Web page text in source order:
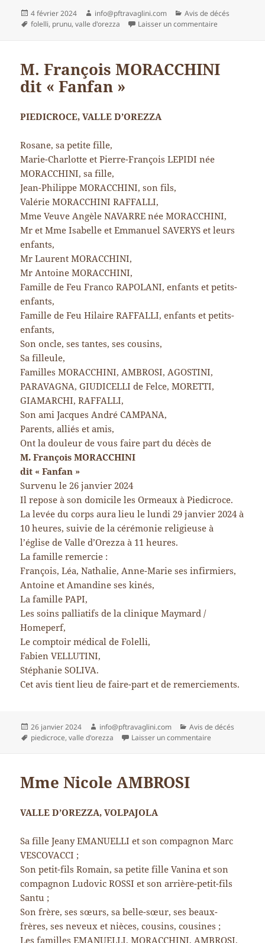
Publié
le
4 février 2024 Auteur
info@pftravaglini.com Catégories
Avis de décés
Mots-
folelli, prunu,valle d'orezza Laisser un commentaire
M. François MORACCHINI
dit « Fanfan »
PIEDICROCE, VALLE D’OREZZA
Rosane, sa petite fille,
Marie-Charlotte et Pierre-François LEPIDI née
MORACCHINI, sa fille,
Jean-Philippe MORACCHINI, son fils,
Valérie MORACCHINI RAFFALLI,
Mme Veuve Angèle NAVARRE née MORACCHINI,
Mr et Mme Isabelle et Emmanuel SAVERYS et leurs
enfants,
Mr Laurent MORACCHINI,
Mr Antoine MORACCHINI,
Famille de Feu Franco RAPOLANI, enfants et petits-
enfants,
Famille de Feu Hilaire RAFFALLI, enfants et petits-
enfants,
Son oncle, ses tantes, ses cousins,
Sa filleule,
Familles MORACCHINI, AMBROSI, AGOSTINI,
PARAVAGNA, GIUDICELLI de Felce, MORETTI,
GIAMARCHI, RAFFALLI,
Son ami Jacques André CAMPANA,
Parents, alliés et amis,
Ont la douleur de vous faire part du décès de
M. François MORACCHINI
dit « Fanfan »
Survenu le 26 janvier 2024
Il repose à son domicile les Ormeaux à Piedicroce.
La levée du corps aura lieu le lundi 29 janvier 2024 à
10 heures, suivie de la cérémonie religieuse à
l’église de Valle d’Orezza à 11 heures.
La famille remercie :
François, Léa, Nathalie, Anne-Marie ses infirmiers,
Antoine et Amandine ses kinés,
La famille PAPI,
Les soins palliatifs de la clinique Maymard /
Homeperf,
Le comptoir médical de Folelli,
Fabien VELLUTINI,
Stéphanie SOLIVA.
Cet avis tient lieu de faire-part et de remerciements.
Publié
le
26 janvier 2024 Auteur
info@pftravaglini.com Catégories
Avis de décés
Mots-
piedicroce,valle d'orezza Laisser un commentaire
Mme Nicole AMBROSI
VALLE D’OREZZA, VOLPAJOLA
Sa fille Jeany EMANUELLI et son compagnon Marc
VESCOVACCI ;
Son petit-fils Romain, sa petite fille Vanina et son
compagnon Ludovic ROSSI et son arrière-petit-fils
Santu ;
Son frère, ses sœurs, sa belle-sœur, ses beaux-
frères, ses neveux et nièces, cousins, cousines ;
Les familles EMANUELLI, MORACCHINI, AMBROSI,